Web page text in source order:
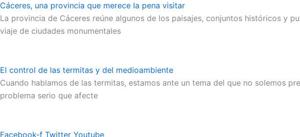
Cáceres, una provincia que merece la pena visitar
La provincia de Cáceres reúne algunos de los paisajes, conjuntos históricos y
viaje de ciudades monumentales
El control de las termitas y del medioambiente
Cuando hablamos de las termitas, estamos ante un tema del que no solemos
problema serio que afecte
Facebook-f Twitter Youtube